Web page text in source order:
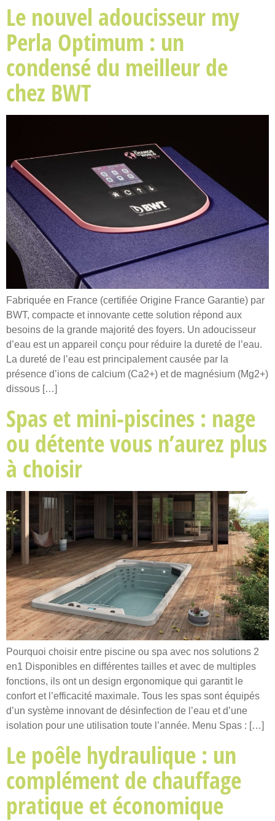
Le nouvel adoucisseur my
Perla Optimum : un
condensé du meilleur de
chez BWT
Fabriquée en France (certifiée Origine France Garantie) par
BWT, compacte et innovante cette solution répond aux
besoins de la grande majorité des foyers. Un adoucisseur
d’eau est un appareil conçu pour réduire la dureté de l’eau.
La dureté de l’eau est principalement causée par la
présence d’ions de calcium (Ca2+) et de magnésium (Mg2+)
dissous […]
Spas et mini-piscines : nage
ou détente vous n’aurez plus
à choisir
Pourquoi choisir entre piscine ou spa avec nos solutions 2
en1 Disponibles en différentes tailles et avec de multiples
fonctions, ils ont un design ergonomique qui garantit le
confort et l’efficacité maximale. Tous les spas sont équipés
d’un système innovant de désinfection de l’eau et d’une
isolation pour une utilisation toute l’année. Menu Spas : […]
Le poêle hydraulique : un
complément de chauffage
pratique et économique